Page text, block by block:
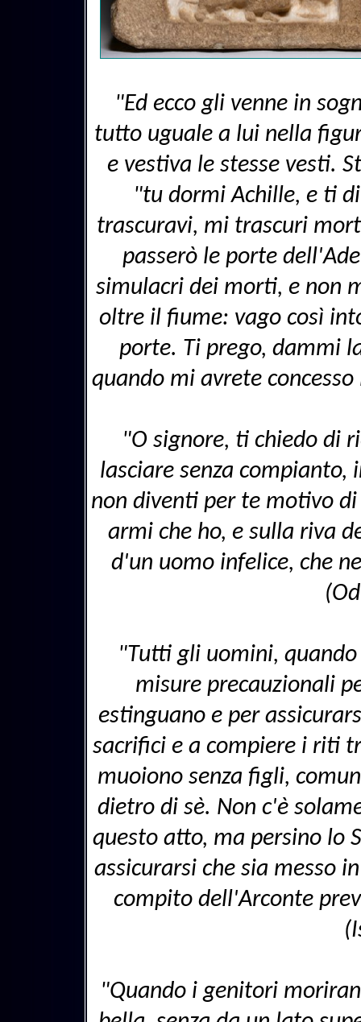
"Ed ecco gli venne in
tutto uguale a lui nella
e vestiva le stesse vesti.
"tu dormi Achille, e ti
trascuravi, mi trascuri
passerò le porte
simulacri dei morti, e non
oltre il fiume: vago così
porte. Ti prego, dammi
quando mi avrete
"O signore, ti chiedo di
lasciare senza compianto,
non diventi per te motivo
armi che ho, e sulla riva
d'un uomo infelice, che
"Tutti gli uomini,
misure precauzionali
estinguano e per
sacrifici e a compiere i riti
muoiono senza figli,
dietro di sè. Non c'è
questo atto, ma persino lo
assicurarsi che sia messo
compito dell'Arconte
"Quando i genitori